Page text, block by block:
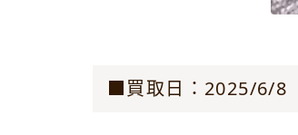
■買取日：2025/6/8